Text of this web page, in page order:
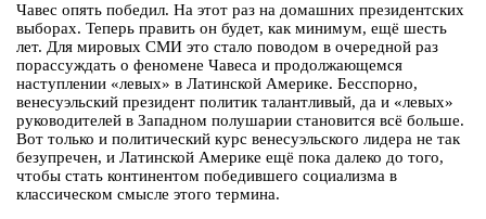
Чавес опять победил. На этот раз на домашних президентских
выборах. Теперь править он будет, как минимум, ещё шесть
лет. Для мировых СМИ это стало поводом в очередной раз
порассуждать о феномене Чавеса и продолжающемся
наступлении «левых» в Латинской Америке. Бесспорно,
венесуэльский президент политик талантливый, да и «левых»
руководителей в Западном полушарии становится всё больше.
Вот только и политический курс венесуэльского лидера не так
безупречен, и Латинской Америке ещё пока далеко до того,
чтобы стать континентом победившего социализма в
классическом смысле этого термина.